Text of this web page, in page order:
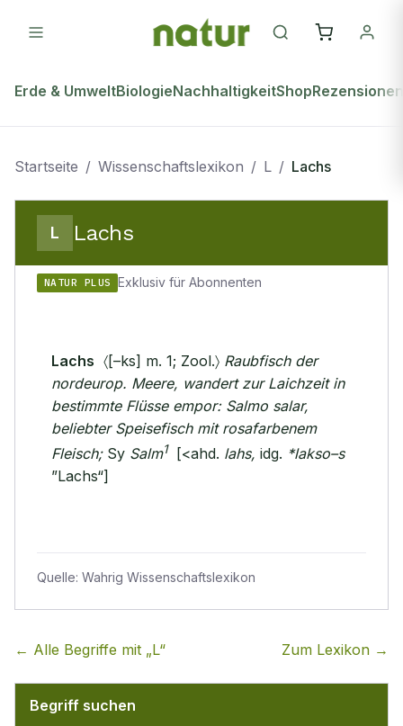
Erde & UmweltBiologieNachhaltigkeitShopRezensionen
Startseite / Wissenschaftslexikon / L / Lachs
L Lachs
NATUR PLUS Exklusiv für Abonnenten
Lachs 〈[–ks] m. 1; Zool.〉 Raubfisch der
nordeurop. Meere, wandert zur Laichzeit in
bestimmte Flüsse empor: Salmo salar,
beliebter Speisefisch mit rosafarbenem
Fleisch;Sy Salm1[<ahd. lahs, idg. *lakso–s
”Lachs“]
Quelle: Wahrig Wissenschaftslexikon
← Alle Begriffe mit „L“ Zum Lexikon →
Begriff suchen